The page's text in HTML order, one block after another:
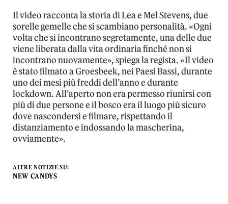
Il video racconta la storia di Lea e Mel Stevens, due
sorelle gemelle che si scambiano personalità. «Ogni
volta che si incontrano segretamente, una delle due
viene liberata dalla vita ordinaria finché non si
incontrano nuovamente», spiega la regista. «Il video
è stato filmato a Groesbeek, nei Paesi Bassi, durante
uno dei mesi più freddi dell’anno e durante
lockdown. All’aperto non era permesso riunirsi con
più di due persone e il bosco era il luogo più sicuro
dove nascondersi e filmare, rispettando il
distanziamento e indossando la mascherina,
ovviamente».
ALTRE NOTIZIE SU:
NEW CANDYS